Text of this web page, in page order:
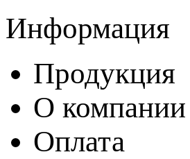
Информация
Продукция
О компании
Оплата